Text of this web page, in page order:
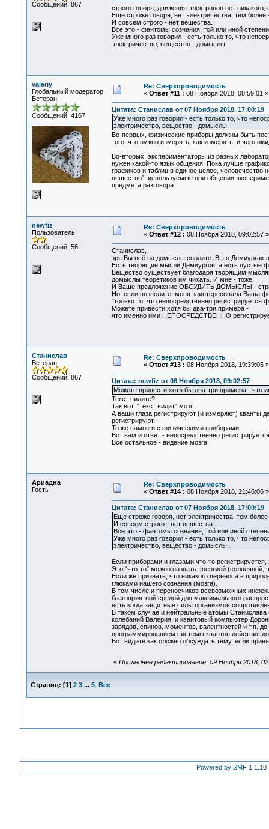
Сообщений: 867
строго говоря, движения электронов нет
Еще строже говоря, нет электричества, тем более
И совсем строго - нет вещества.
Все это - фантомы сознания, той или иной
Уже много раз говорил - есть только то, что
электричество, вещество - домыслы.
valeriy
Глобальный модератор
Ветеран
Сообщений: 4167
Re: Сверхпроводимость
« Ответ #11 : 08 Ноября 2018, 08:59:01 »
Цитата: Станислав от 07 Ноября 2018, 17:00:19
Уже много раз говорил - есть только то, что
электричество, вещество - домыслы.
Во-первых, физические приборы должны быть
того, что нужно измерять, как измерять, и чего
Во-вторых, экспериментаторы из разных
нужен какой-то язык общения. Пока лучше
графиков и таблиц в единое целое, человечество
вещество", используемые при общении
предмета разговора.
newfiz
Пользователь
Сообщений: 56
Re: Сверхпроводимость
« Ответ #12 : 08 Ноября 2018, 09:02:57 »
Станислав,
зря Вы всё на домыслы сводите. Вы о Демиургах
Есть творящие мысли Демиургов, а есть пустые
Вещество существует благодаря творящим
домыслы теоретиков им чихать. И мне - тоже.
И Ваше предложение ОБСУДИТЬ ДОМЫСЛЫ -
Но, если позволите, меня заинтересовала Ваша
"только то, что непосредственно регистрируется
Можете привести хотя бы два-три примера -
что именно ими НЕПОСРЕДСТВЕННО
Станислав
Ветеран
Сообщений: 867
Re: Сверхпроводимость
« Ответ #13 : 08 Ноября 2018, 19:39:05 »
Цитата: newfiz от 08 Ноября 2018, 09:02:57
Можете привести хотя бы два-три примера -
Текст видите?
Так вот, "текст видит" мозг.
А ваши глаза регистрируют (и измеряют) кванты
регистрируют.
То же самое и с физическими приборами.
Вот вам и ответ - непосредственно
Все остальное - видение мозга.
Ариадна
Гость
Re: Сверхпроводимость
« Ответ #14 : 08 Ноября 2018, 21:46:06 »
Цитата: Станислав от 07 Ноября 2018, 17:00:19
Еще строже говоря, нет электричества, тем
И совсем строго - нет вещества.
Все это - фантомы сознания, той или иной
Уже много раз говорил - есть только то, что
электричество, вещество - домыслы.
Если приборами и глазами что-то
Это "что-то" можно назвать энергией (солнечной,
Если же признать, что никакого переноса в
глюками нашего сознания (мозга).
В том числе и переносчиков всевозможных
благоприятной средой для максимального
есть когда защитные силы организмов
В таком случае и нейтральные атомы
колебаний Валерия, и квантовый компьютер
зарядов, спинов, моментов, валентностей и т.п.
программированием системы квантов действия
Вот видите как сложно обсуждать тему, если
« Последнее редактирование: 09 Ноября 2018,
Страниц: [1] 2 3 ... 5 Все
Powered by SMF 1.1.10